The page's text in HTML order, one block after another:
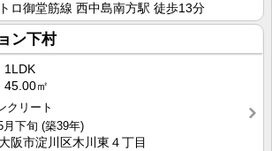
ロ御堂筋線 西中島南方駅 徒歩13分
ン下村
1LDK
45.00㎡
クリート
月下旬 (築39年)
阪市淀川区木川東４丁目